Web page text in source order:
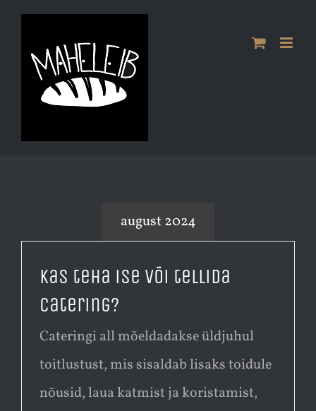
Skip
content
august 2024
Kas teha ise või tellida
catering?
Cateringi all mõeldadakse üldjuhul
toitlustust, mis sisaldab lisaks toidule
nõusid, laua katmist ja koristamist,